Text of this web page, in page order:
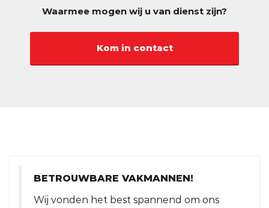
Waarmee mogen wij u van dienst zijn?
Kom in contact
BETROUWBARE VAKMANNEN!
Wij vonden het best spannend om ons